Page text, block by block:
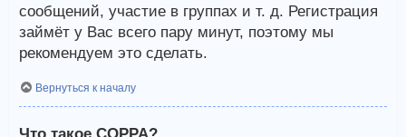
сообщений, участие в группах и т. д. Регистрация
займёт у Вас всего пару минут, поэтому мы
рекомендуем это сделать.
Вернуться к началу